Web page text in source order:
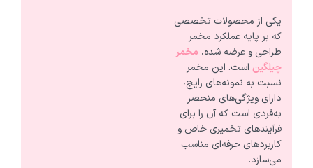
یکی از محصولات تخصصی
که بر پایه عملکرد مخمر
طراحی و عرضه شده، مخمر
چیلگین است. این مخمر
نسبت به نمونه‌های رایج،
دارای ویژگی‌های منحصر
به‌فردی است که آن را برای
فرآیندهای تخمیری خاص و
کاربردهای حرفه‌ای مناسب
می‌سازد.